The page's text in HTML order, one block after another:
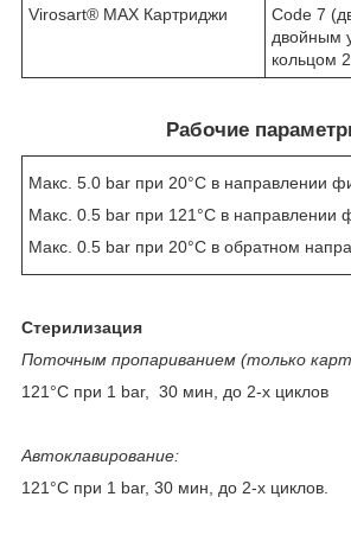
Virosart® MAX Картриджи
Code 7
двойным
кольцом
Рабочие
Макс. 5.0 bar при 20°C в направлении
Макс. 0.5 bar при 121°C в направлении
Макс. 0.5 bar при 20°C в обратном
Стерилизация
Поточным пропариванием (только
121°C при 1 bar, 30 мин, до 2-х циклов
Автоклавирование:
121°C при 1 bar, 30 мин, до 2-х циклов.